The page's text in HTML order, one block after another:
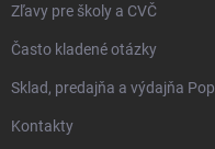
Zľavy pre školy a CVČ
Často kladené otázky
Sklad, predajňa a výdajňa
Kontakty